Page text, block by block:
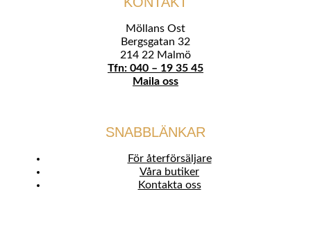
Möllans Ost
Bergsgatan 32
214 22 Malmö
Tfn: 040 – 19 35 45
Maila oss
SNABBLÄNKAR
För återförsäljare
Våra butiker
Kontakta oss